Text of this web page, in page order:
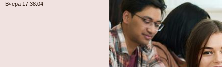
Вчера 17:38:04